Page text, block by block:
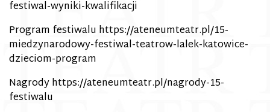
festiwal-wyniki-kwalifikacji
Program festiwalu https://ateneumteatr.pl/15-
miedzynarodowy-festiwal-teatrow-lalek-katowice-
dzieciom-program
Nagrodyhttps://ateneumteatr.pl/nagrody-15-
festiwalu